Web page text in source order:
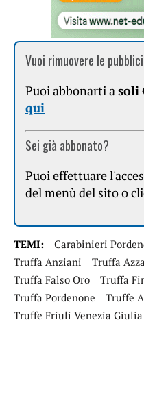
Vuoi rimuovere le
Puoi abbonarti asoli
qui
Sei già abbonato?
Puoi effettuare
del menù del sito o
TEMI: Carabinieri
Truffa Anziani
Truffa
Truffa Falso Oro
Truffa
Truffa Pordenone
Truffe
Truffe Friuli Venezia Giulia